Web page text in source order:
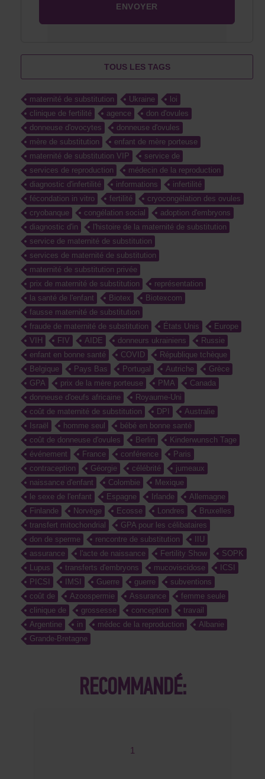
TOUS LES TAGS
maternité de substitution Ukraine
loi
clinique de fertilité
agence
don d'ovules
donneuse d'ovocytes
donneuse d'ovules
mère de substitution
enfant de mère porteuse
maternité de substitution VIP
service de
services de reproduction
médecin de la reproduction
diagnostic d'infertilité
informations
infertilité
fécondation in vitro
fertilité
cryocongélation des ovules
cryobanque
congélation social
adoption d'embryons
diagnostic d'in
l'histoire de la maternité de substitution
service de maternité de substitution
services de maternité de substitution
maternité de substitution privée
prix de maternité de substitution
représentation
la santé de l'enfant
Biotex
Biotexcom
fausse maternité de substitution
fraude de maternité de substitution
États Unis
Europe
VIH
FIV AIDE donneurs ukrainiens
Russie
enfant en bonne santé
COVID
République tchèque
Belgique
Pays Bas Portugal Autriche
Grèce
GPA
prix de la mère porteuse PMA
Canada
donneuse d'oeufs africaine
Royaume-Uni
coût de maternité de substitution
DPI
Australie
Israël
homme seul
bébé en bonne santé
coût de donneuse d'ovules
Berlin
Kinderwunsch Tage
événement
France conférence
Paris
contraception
Géorgie célébrité
jumeaux
naissance d'enfant
Colombie
Mexique
le sexe de l'enfant
Espagne Irlande
Allemagne
Finlande
Norvège Ecosse Londres
Bruxelles
transfert mitochondrial
GPA pour les célibataires
don de sperme
rencontre de substitution
IIU
assurance
l'acte de naissance Fertility Show
SOPK
Lupus
transferts d'embryons mucoviscidose
ICSI
PICSI
IMSI Guerre guerre
subventions
coût de
Azoospermie Assurance
femme seule
clinique de
grossesse conception
travail
Argentine
in médec de la reproduction
Albanie
Grande-Bretagne
RECOMMANDÉ:
1